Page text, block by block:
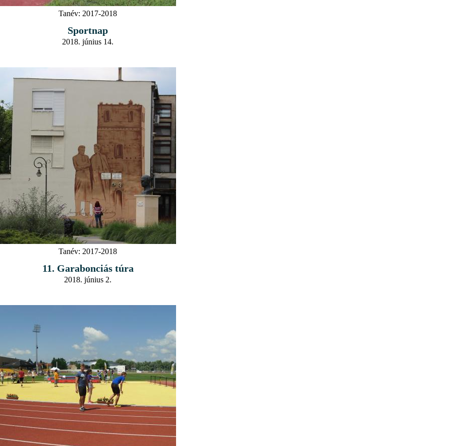
Tanév: 2017-2018
Sportnap
2018. június 14.
Tanév: 2017-2018
11. Garabonciás túra
2018. június 2.